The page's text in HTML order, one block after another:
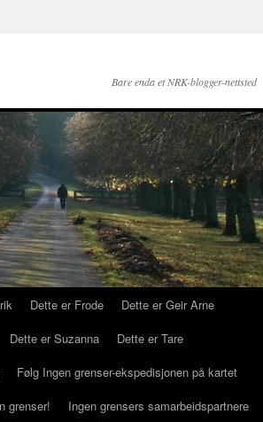
Bare enda et NRK-blogger-nettsted
Dette er Frode
Dette er Geir Arne
Dette er Suzanna
Dette er Tare
Følg Ingen grenser-ekspedisjonen på kartet
grenser!
Ingen grensers samarbeidspartnere